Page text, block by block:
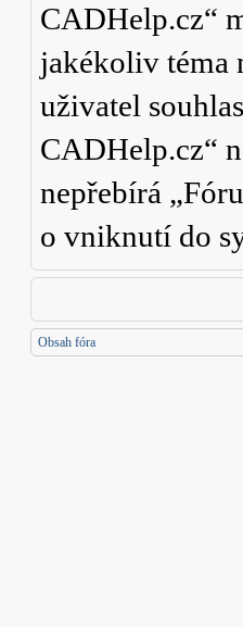
CADHelp.cz“
jakékoliv téma
uživatel
CADHelp.cz“
nepřebírá
o vniknutí do
Obsah fóra